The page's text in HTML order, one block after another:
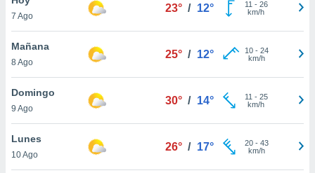
en
más
nuestra
de
7 Ago
23° / 12° 11 - 26
km/h
Mañana
8 Ago
25° / 12° 10- 24
km/h
Domingo
9 Ago
30° / 14° 11 - 25
km/h
Lunes
10 Ago
26° / 17° 20- 43
km/h